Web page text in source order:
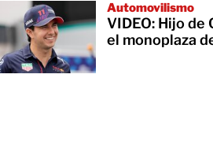
Automovilismo
VIDEO: Hijo de
el monoplaza